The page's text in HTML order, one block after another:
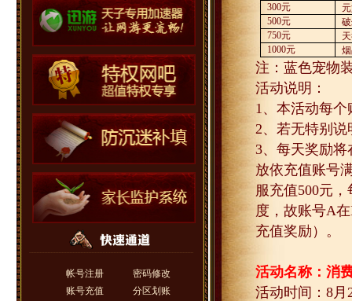
帐号注册
密码修改
账号充值
分区划账
300元
500元
750元
1000元
注：蓝色宠物
活动说明：
1、本活动每
2、若无特别
3、每天奖励
放依充值账号
服充值500元，
度，故账号A在
充值奖励）。
活动名称：消
活动时间： 8月